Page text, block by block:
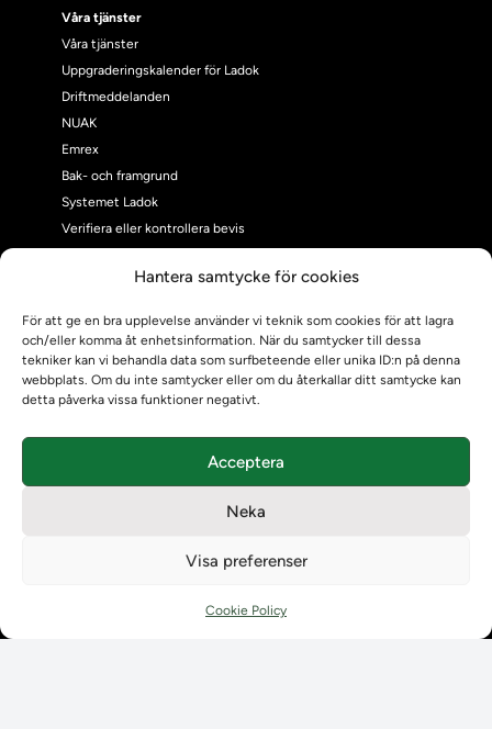
Hantera samtycke för cookies
För att ge en bra upplevelse använder vi teknik som cookies för att lagra
och/eller komma åt enhetsinformation. När du samtycker till dessa
tekniker kan vi behandla data som surfbeteende eller unika ID:n på denna
webbplats. Om du inte samtycker eller om du återkallar ditt samtycke kan
detta påverka vissa funktioner negativt.
Acceptera
Neka
Visa preferenser
Cookie Policy
Våra tjänster
Våra tjänster
Uppgraderingskalender för Ladok
Driftmeddelanden
NUAK
Emrex
Bak- och framgrund
Systemet Ladok
Verifiera eller kontrollera bevis
Om Ladokkonsortiet
Ladokkonsortiet internationellt
Vision, strategi och produktplan
Användarkontakter
Kontaktuppgifter till lärosätenas Ladoksupport